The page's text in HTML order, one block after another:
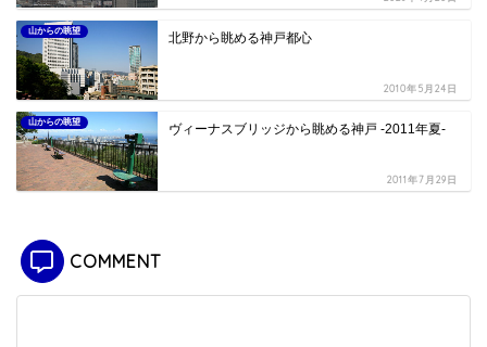
山からの眺望 北野から眺める神戸都心
2010年5月24日
山からの眺望 ヴィーナスブリッジから眺める神戸 -2011年夏-
2011年7月29日
COMMENT